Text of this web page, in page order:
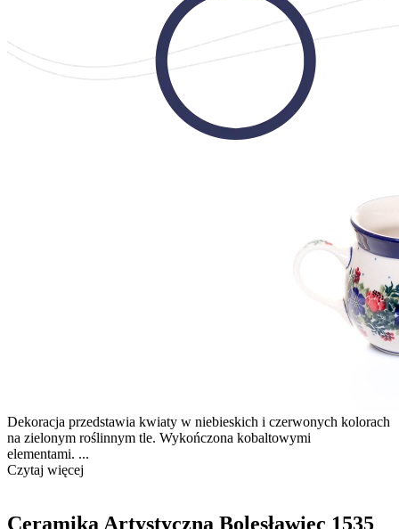
Dekoracja przedstawia kwiaty w niebieskich i czerwonych kolorach
na zielonym roślinnym tle. Wykończona kobaltowymi
elementami. ...
Czytaj więcej
Ceramika Artystyczna Bolesławiec 1535